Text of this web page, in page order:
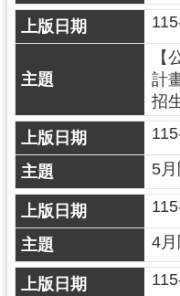
回
首
頁
站
導
覽
市
政
信
箱
桃
【
計
招
5
4